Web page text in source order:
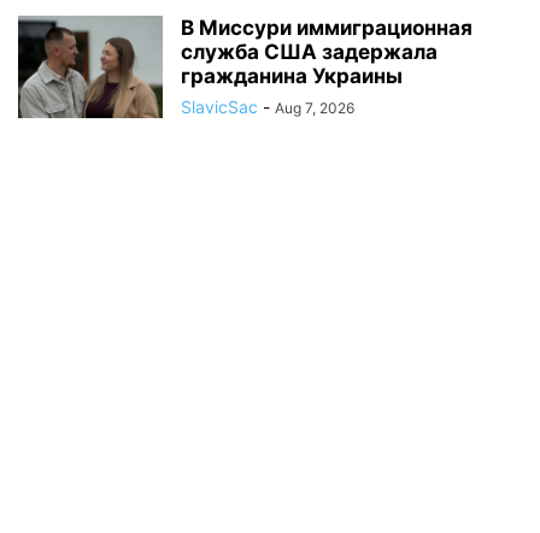
В Миссури иммиграционная
служба США задержала
гражданина Украины
SlavicSac - Aug 7, 2026